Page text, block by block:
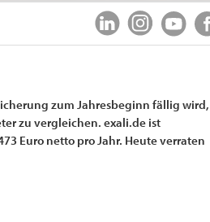
zum Jahresbeginn fällig wird,
zu vergleichen. exali.de ist
Euro netto pro Jahr. Heute verraten